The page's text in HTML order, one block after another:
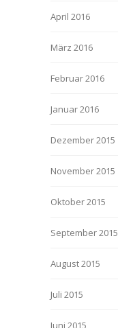
April 2016
März 2016
Februar 2016
Januar 2016
Dezember 2015
November 2015
Oktober 2015
September 2015
August 2015
Juli 2015
Juni 2015